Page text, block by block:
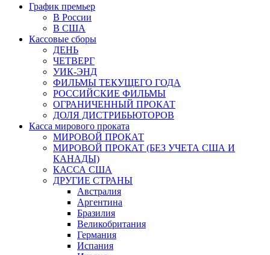
График премьер
В России
В США
Кассовые сборы
ДЕНЬ
ЧЕТВЕРГ
УИК-ЭНД
ФИЛЬМЫ ТЕКУЩЕГО ГОДА
РОССИЙСКИЕ ФИЛЬМЫ
ОГРАНИЧЕННЫЙ ПРОКАТ
ДОЛЯ ДИСТРИБЬЮТОРОВ
Касса мирового проката
МИРОВОЙ ПРОКАТ
МИРОВОЙ ПРОКАТ (БЕЗ УЧЕТА США И
КАНАДЫ)
КАССА США
ДРУГИЕ СТРАНЫ
Австралия
Аргентина
Бразилия
Великобритания
Германия
Испания